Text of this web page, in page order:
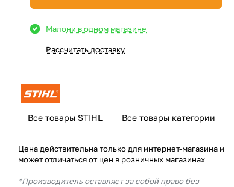
Малони в одном магазине
Рассчитать доставку
Все товары STIHL Все товары категории
Цена действительна только для интернет-магазина и
может отличаться от цен в розничных магазинах
*Производитель оставляет за собой право без